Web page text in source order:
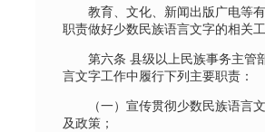
教育、文化、新闻出版广电等有
职责做好少数民族语言文字的相关
第六条 县级以上民族事务主管
言文字工作中履行下列主要职责：
（一）宣传贯彻少数民族语言文
及政策；